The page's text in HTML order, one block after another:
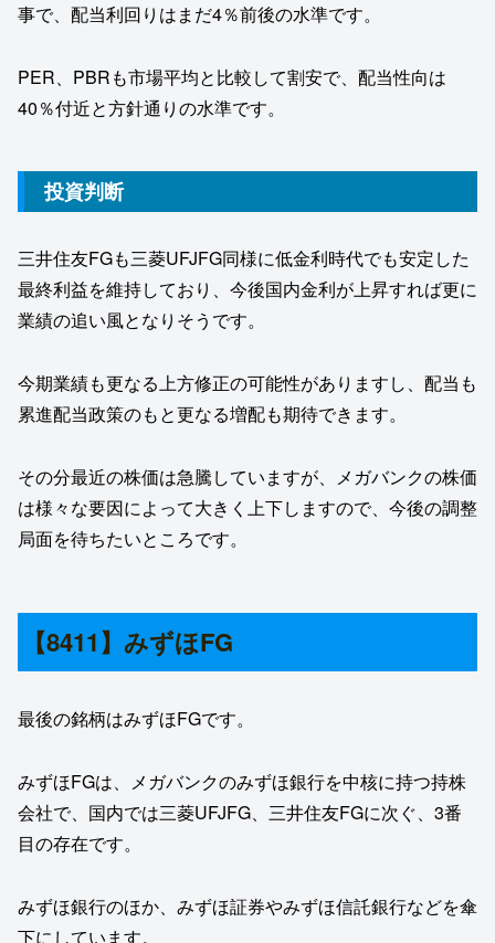
事で、配当利回りはまだ4％前後の水準です。
PER、PBRも市場平均と比較して割安で、配当性向は
40％付近と方針通りの水準です。
投資判断
三井住友FGも三菱UFJFG同様に低金利時代でも安定した
最終利益を維持しており、今後国内金利が上昇すれば更に
業績の追い風となりそうです。
今期業績も更なる上方修正の可能性がありますし、配当も
累進配当政策のもと更なる増配も期待できます。
その分最近の株価は急騰していますが、メガバンクの株価
は様々な要因によって大きく上下しますので、今後の調整
局面を待ちたいところです。
【8411】みずほFG
最後の銘柄はみずほFGです。
みずほFGは、メガバンクのみずほ銀行を中核に持つ持株
会社で、国内では三菱UFJFG、三井住友FGに次ぐ、3番
目の存在です。
みずほ銀行のほか、みずほ証券やみずほ信託銀行などを傘
下にしています。